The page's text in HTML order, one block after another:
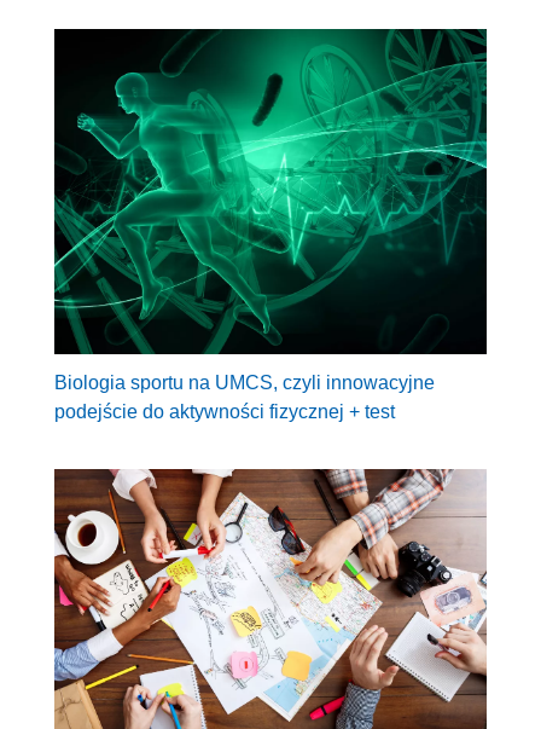
Biologia sportu na UMCS, czyli innowacyjne
podejście do aktywności fizycznej + test